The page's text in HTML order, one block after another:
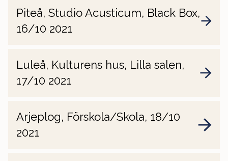
Piteå, Studio Acusticum, Black Box,
16/10 2021
Luleå, Kulturens hus, Lilla salen,
17/10 2021
Arjeplog, Förskola/Skola, 18/10
2021